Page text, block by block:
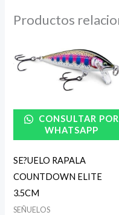
Productos
CONSULTAR POR
WHATSAPP
SE?UELO RAPALA
COUNTDOWN ELITE
3.5CM
SEÑUELOS